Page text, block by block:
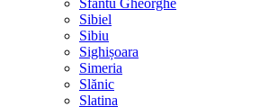
Sfântu Gheorghe
Sibiel
Sibiu
Sighișoara
Simeria
Slănic
Slatina